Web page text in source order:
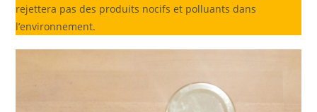
rejettera pas des produits nocifs et polluants dans
l’environnement.